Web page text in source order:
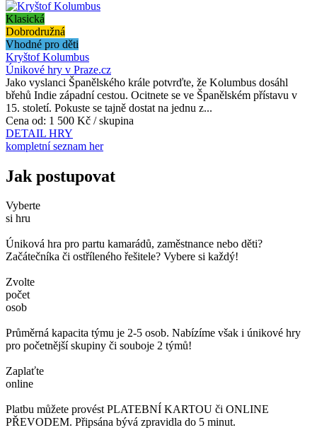
Klasická
Dobrodružná
Vhodné pro děti
Kryštof Kolumbus
Únikové hry v Praze.cz
Jako vyslanci Španělského krále potvrďte, že Kolumbus dosáhl
břehů Indie západní cestou. Ocitnete se ve Španělském přístavu v
15. století. Pokuste se tajně dostat na jednu z...
Cena od: 1 500 Kč / skupina
DETAIL HRY
kompletní seznam her
Jak postupovat
Vyberte
si hru
Úniková hra pro partu kamarádů, zaměstnance nebo děti?
Začátečníka či ostříleného řešitele? Vybere si každý!
Zvolte
počet
osob
Průměrná kapacita týmu je 2-5 osob. Nabízíme však i únikové hry
pro početnější skupiny či souboje 2 týmů!
Zaplaťte
online
Platbu můžete provést PLATEBNÍ KARTOU či ONLINE
PŘEVODEM. Připsána bývá zpravidla do 5 minut.